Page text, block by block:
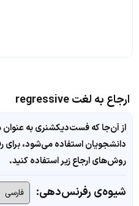
ارجاع به لغت regressive
از آن‌جا که فست‌دیکشنری به
دانشجویان استفاده می‌شود، برای
روش‌های ارجاع زیر استفاده کنید.
شیوه‌ی رفرنس‌دهی: